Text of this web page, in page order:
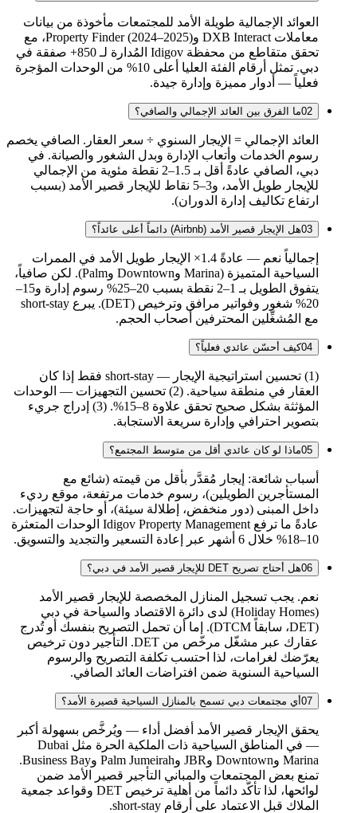
العوائد الإجمالية طويلة الأمد للمجتمعات مأخوذة من بيانات
معاملات DXB Interact وProperty Finder (2024–2025)، مع
تحقق متقاطع من محفظة Idigov المُدارة لـ 850+ صفقة في
دبي. تمثل أرقام الفئة العليا أعلى 10% من الوحدات المؤجرة
فعلياً — أدوار مميزة وإدارة جيدة.
02ما الفرق بين العائد الإجمالي والصافي؟
العائد الإجمالي = الإيجار السنوي ÷ سعر العقار. الصافي يخصم
رسوم الخدمات وأتعاب الإدارة وبدل الشغور والصيانة. في
دبي، الصافي عادةً أقل بـ 1.5–2 نقطة مئوية من الإجمالي
للإيجار طويل الأمد، و3–5 نقاط للإيجار قصير الأمد (بسبب
ارتفاع تكاليف إدارة الدوران).
03هل الإيجار قصير الأمد (Airbnb) دائماً أعلى عائداً؟
إجمالياً نعم — عادةً 1.4× الإيجار طويل الأمد في الممرات
السياحية المتميزة (Marina وDowntown وPalm). لكن صافياً،
يتفوق الطويل بـ 1–2 نقطة بسبب 20–25% رسوم إدارة و15–
20% شغور وفواتير مرافق وترخيص (DET). يبرع short-stay
مع المُشغِّلين المحترفين أصحاب الحجم.
04كيف أحسّن عائدي فعلياً؟
(1) تحسين استراتيجية الإيجار — short-stay فقط إذا كان
العقار في منطقة سياحية. (2) تحسين التجهيزات — الوحدات
المؤثثة بشكل صحيح تحقق علاوة 8–15%. (3) إدراج جريء
بتصوير احترافي وإدارة سريعة الاستجابة.
05ماذا لو كان عائدي أقل من متوسط المجتمع؟
أسباب شائعة: إيجار مُقدَّر بأقل من قيمته (شائع مع
المستأجرين الطويلين)، رسوم خدمات مرتفعة، موقع رديء
داخل المبنى (دور منخفض، إطلالة سيئة)، أو حاجة لتجهيزات.
عادةً ما ترفع Idigov Property Management الوحدات المتعثرة
10–18% خلال 6 أشهر عبر إعادة التسعير والتجديد والتسويق.
06هل أحتاج تصريح DET للإيجار قصير الأمد في دبي؟
نعم. يجب تسجيل المنازل المخصصة للإيجار قصير الأمد
(Holiday Homes) لدى دائرة الاقتصاد والسياحة في دبي
(DET، سابقاً DTCM). إما أن تحمل التصريح بنفسك أو تُدرج
عقارك عبر مشغّل مرخّص من DET. التأجير دون ترخيص
يعرّضك لغرامات، لذا احتسب تكلفة التصريح والرسوم
السياحية السنوية ضمن افتراضات العائد الصافي.
07أي مجتمعات دبي تسمح بالمنازل السياحية قصيرة الأمد؟
يحقق الإيجار قصير الأمد أفضل أداء — ويُرخَّص بسهولة أكبر
— في المناطق السياحية ذات الملكية الحرة مثل Dubai
Marina وDowntown وJBR وPalm Jumeirah وBusiness Bay.
تمنع بعض المجتمعات والمباني التأجير قصير الأمد ضمن
لوائحها، لذا تأكّد دائماً من أهلية ترخيص DET وقواعد جمعية
الملاك قبل الاعتماد على أرقام short-stay.